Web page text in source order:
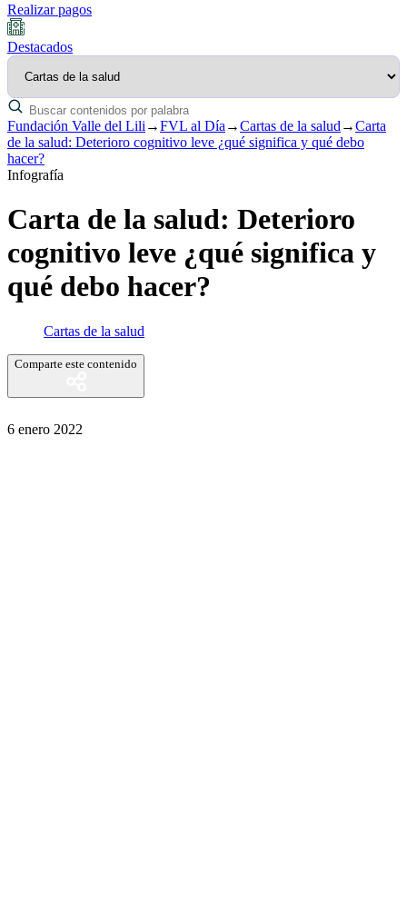
Realizar pagos
Destacados
Fundación Valle del Lili →FVL al Día →Cartas de la salud →Carta
de la salud: Deterioro cognitivo leve ¿qué significa y qué debo
hacer?
Infografía
Carta de la salud: Deterioro
cognitivo leve ¿qué significa y
qué debo hacer?
Cartas de la salud
Comparte este contenido
6 enero 2022